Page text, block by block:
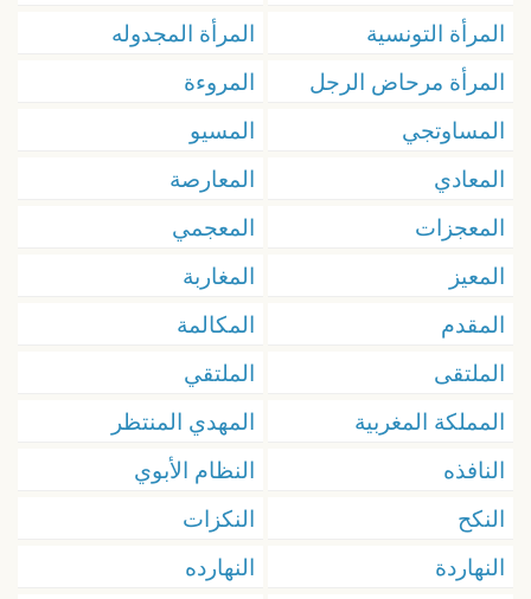
المرأة التونسية
المرأة المجدوله
المرأة مرحاض الرجل
المروءة
المساوتجي
المسيو
المعادي
المعارصة
المعجزات
المعجمي
المعيز
المغاربة
المقدم
المكالمة
الملتقى
الملتقي
المملكة المغربية
المهدي المنتظر
النافذه
النظام الأبوي
النكح
النكزات
النهاردة
النهارده